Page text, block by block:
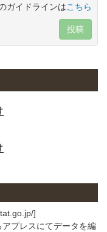
ガイドラインはこちら
投稿
]
プレスにてデータを編